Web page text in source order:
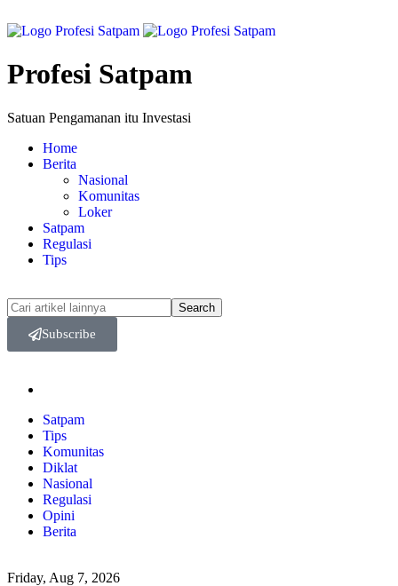
Profesi Satpam
Satuan Pengamanan itu Investasi
Home
Berita
Nasional
Komunitas
Loker
Satpam
Regulasi
Tips
Subscribe
Satpam
Tips
Komunitas
Diklat
Nasional
Regulasi
Opini
Berita
Friday, Aug 7, 2026